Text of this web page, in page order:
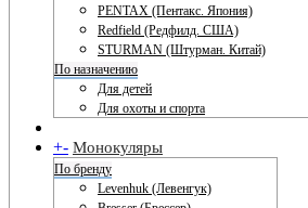
PENTAX (Пентакс. Япония)
Redfield (Редфилд. США)
STURMAN (Штурман. Китай)
По назначению
Для детей
Для охоты и спорта
+- Монокуляры
По бренду
Levenhuk (Левенгук)